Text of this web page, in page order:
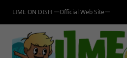
LIME ON DISH ーOfficial Web Siteー